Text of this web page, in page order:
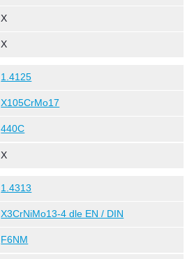
X
X
1.4125
X105CrMo17
440C
X
1.4313
X3CrNiMo13-4 dle EN / DIN
F6NM